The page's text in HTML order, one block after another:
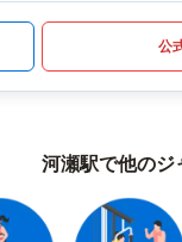
公
河瀬駅で他のジ